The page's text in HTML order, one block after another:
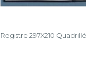
Registre 297X210